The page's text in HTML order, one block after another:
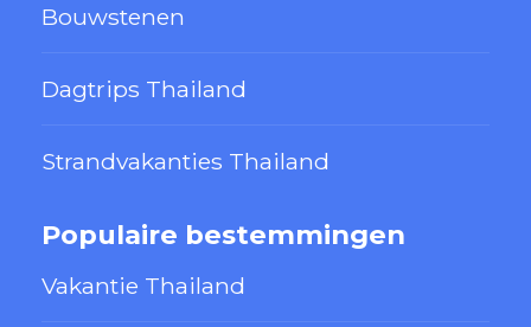
Bouwstenen
Dagtrips Thailand
Strandvakanties Thailand
Populaire bestemmingen
Vakantie Thailand